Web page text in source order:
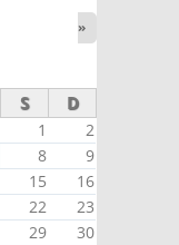
»
S D
1
2
8
9
15
16
22
23
29
30